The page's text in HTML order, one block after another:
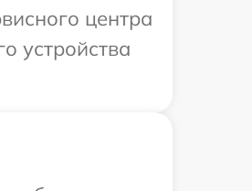
центра
устройства